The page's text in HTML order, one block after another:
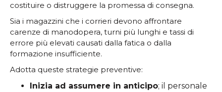
costituire o distruggere la promessa di consegna.
Sia i magazzini che i corrieri devono affrontare
carenze di manodopera, turni più lunghi e tassi di
errore più elevati causati dalla fatica o dalla
formazione insufficiente.
Adotta queste strategie preventive:
Inizia ad assumere in anticipo; il personale